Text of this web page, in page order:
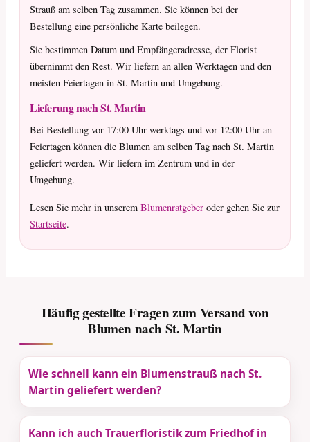
Strauß am selben Tag zusammen. Sie können bei der
Bestellung eine persönliche Karte beilegen.
Sie bestimmen Datum und Empfängeradresse, der Florist
übernimmt den Rest. Wir liefern an allen Werktagen und den
meisten Feiertagen in St. Martin und Umgebung.
Lieferung nach St. Martin
Bei Bestellung vor 17:00 Uhr werktags und vor 12:00 Uhr an
Feiertagen können die Blumen am selben Tag nach St. Martin
geliefert werden. Wir liefern im Zentrum und in der
Umgebung.
Lesen Sie mehr in unserem Blumenratgeber oder gehen Sie zur
Startseite.
Häufig gestellte Fragen zum Versand von
Blumen nach St. Martin
Wie schnell kann ein Blumenstrauß nach St.
Martin geliefert werden?
Kann ich auch Trauerfloristik zum Friedhof in